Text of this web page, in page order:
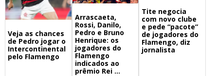
Veja as chances
de Pedro jogar o
Intercontinental
pelo Flamengo
Arrascaeta,
Rossi, Danilo,
Pedro e Bruno
Henrique: os
jogadores do
Flamengo
indicados ao
prêmio Rei ...
Tite negocia
com novo clube
e pede “pacote”
de jogadores do
Flamengo, diz
jornalista